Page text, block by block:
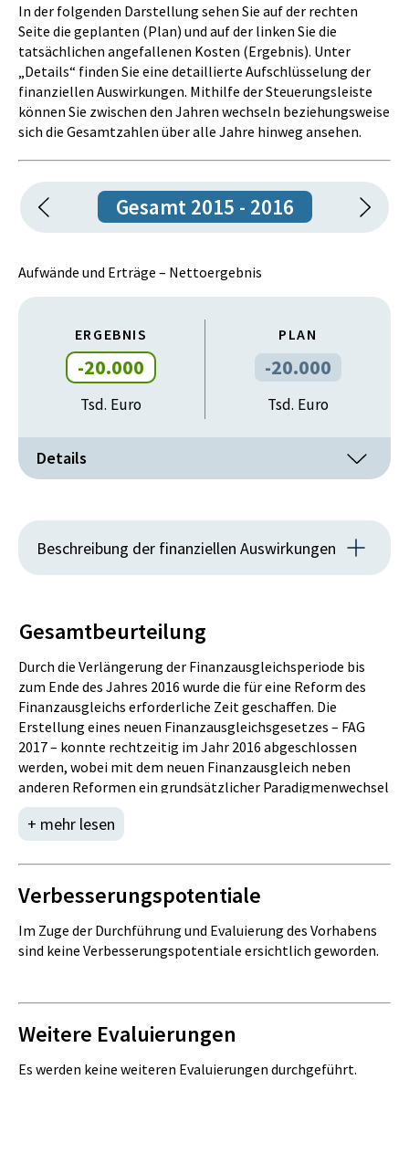
Bundesrechnungsabschluss 2015 und 2016
Zielerreichungsgrad des Meilensteins:
zur Gänze erreicht
Vereinbarung.
Zielerreichungsgrad der Ziel-Maßnahme:
zur Gänze erreicht
In der folgenden Darstellung sehen Sie auf der rechten
Seite die geplanten (Plan) und auf der linken Sie die
tatsächlichen angefallenen Kosten (Ergebnis). Unter
„Details“ finden Sie eine detaillierte Aufschlüsselung der
finanziellen Auswirkungen. Mithilfe der Steuerungsleiste
können Sie zwischen den Jahren wechseln beziehungsweise
sich die Gesamtzahlen über alle Jahre hinweg ansehen.
Gesamt 2015 - 2016
Aufwände und Erträge – Nettoergebnis
ERGEBNIS
-20.000
Tsd. Euro
PLAN
-20.000
Tsd. Euro
Details
-20.000
PLAN
-20.000
Werkleistungen
IST
0
Tsd. Euro
PLAN
0
Tsd. Euro
IST
0 0
Tsd. Euro
Transferaufwand
IST PLAN
Beschreibung der finanziellen Auswirkungen
den Jahren 2015 und 2016 je 10 Mio. Euro zusätzlich
aus den Ertragsanteilen an der Umsatzsteuer.
Gesamtbeurteilung
Durch die Verlängerung der Finanzausgleichsperiode bis
zum Ende des Jahres 2016 wurde die für eine Reform des
Finanzausgleichs erforderliche Zeit geschaffen. Die
Erstellung eines neuen Finanzausgleichsgesetzes – FAG
2017 – konnte rechtzeitig im Jahr 2016 abgeschlossen
werden, wobei mit dem neuen Finanzausgleich neben
anderen Reformen ein grundsätzlicher Paradigmenwechsel
eingeleitet und insbesondere im Bereich der
Abgabenautonomie und der Aufgabenorientierung ein
Wohnbauförderungsbeitrag wird ab 1.1.2018 zu einer
ausschließlichen Landesabgabe mit voller Autonomie der
Länder für die Höhe des Tarifs: in zwei Etappen werden die
Ertragsanteile auch nach aufgabenbezogenen Kriterien im
Bereich der Elementarpädagogik (ab 2018) und der
+ mehr lesen
Verbesserungspotentiale
Im Zuge der Durchführung und Evaluierung des Vorhabens
sind keine Verbesserungspotentiale ersichtlich geworden.
Weitere Evaluierungen
Es werden keine weiteren Evaluierungen durchgeführt.